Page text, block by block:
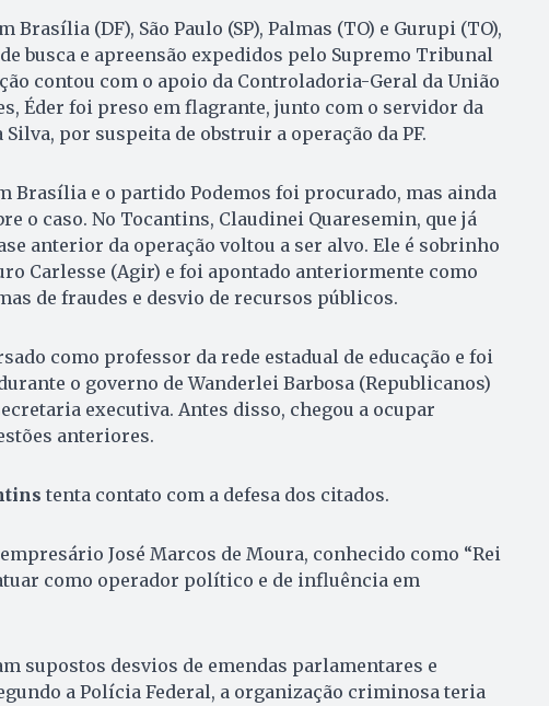
Brasília (DF), São Paulo (SP), Palmas (TO) e Gurupi (TO),
busca e apreensão expedidos pelo Supremo Tribunal
contou com o apoio da Controladoria-Geral da União
Éder foi preso em flagrante, junto com o servidor da
Silva, por suspeita de obstruir a operação da PF.
Brasília e o partido Podemos foi procurado, mas ainda
o caso. No Tocantins, Claudinei Quaresemin, que já
anterior da operação voltou a ser alvo. Ele é sobrinho
Carlesse (Agir) e foi apontado anteriormente como
de fraudes e desvio de recursos públicos.
como professor da rede estadual de educação e foi
o governo de Wanderlei Barbosa (Republicanos)
executiva. Antes disso, chegou a ocupar
anteriores.
tenta contato com a defesa dos citados.
José Marcos de Moura, conhecido como “Rei
como operador político e de influência em
supostos desvios de emendas parlamentares e
a Polícia Federal, a organização criminosa teria